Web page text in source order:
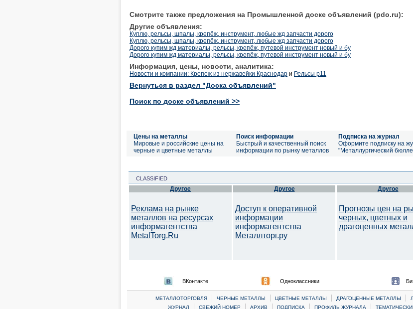
Смотрите также предложения на Промышленной доске объявлений (pdo.ru):
Другие объявления:
Куплю, рельсы, шпалы, крепёж, инструмент, любые жд запчасти дорого
Куплю, рельсы, шпалы, крепёж, инструмент, любые жд запчасти дорого
Дорого купим жд материалы, рельсы, крепёж, путевой инструмент новый и бу
Дорого купим жд материалы, рельсы, крепёж, путевой инструмент новый и бу
Информация, цены, новости, аналитика:
Новости и компании: Крепеж из нержавейки Краснодар и Рельсы р11
Вернуться в раздел "Доска объявлений"
Поиск по доске объявлений >>
Цены на металлы
Мировые и российские цены на
черные и цветные металлы
Поиск информации
Быстрый и качественный поиск
информации по рынку металлов
Подписка на журнал
Оформите подписку на
"Металлургический
CLASSIFIED
Другое
Реклама на рынке
металлов на ресурсах
информагентства
MetalTorg.Ru
Другое
Доступ к оперативной
информации
информагентства
Металлторг.ру
Другое
Прогнозы цен на
черных, цветных и
драгоценных
ВКонтакте Одноклассники
МЕТАЛЛОТОРГОВЛЯ | ЧЕРНЫЕ МЕТАЛЛЫ | ЦВЕТНЫЕ МЕТАЛЛЫ | ДРАГОЦЕННЫЕ МЕТАЛЛЫ |
ЖУРНАЛ
| СВЕЖИЙ НОМЕР | АРХИВ | ПОДПИСКА | ПРОФИЛЬ ЖУРНАЛА |